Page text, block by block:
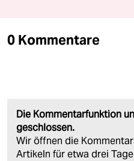
0 Kommentare
Die Kommentarfunktion
geschlossen.
Wir öffnen die
Artikeln für etwa drei